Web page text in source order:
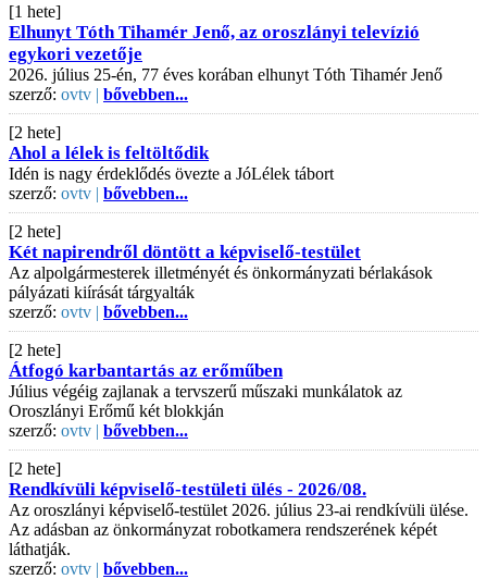
[1 hete]
Elhunyt Tóth Tihamér Jenő, az oroszlányi televízió
egykori vezetője
2026. július 25-én, 77 éves korában elhunyt Tóth Tihamér Jenő
szerző: ovtv | bővebben...
[2 hete]
Ahol a lélek is feltöltődik
Idén is nagy érdeklődés övezte a JóLélek tábort
szerző: ovtv | bővebben...
[2 hete]
Két napirendről döntött a képviselő-testület
Az alpolgármesterek illetményét és önkormányzati bérlakások
pályázati kiírását tárgyalták
szerző: ovtv | bővebben...
[2 hete]
Átfogó karbantartás az erőműben
Július végéig zajlanak a tervszerű műszaki munkálatok az
Oroszlányi Erőmű két blokkján
szerző: ovtv | bővebben...
[2 hete]
Rendkívüli képviselő-testületi ülés - 2026/08.
Az oroszlányi képviselő-testület 2026. július 23-ai rendkívüli ülése.
Az adásban az önkormányzat robotkamera rendszerének képét
láthatják.
szerző: ovtv | bővebben...